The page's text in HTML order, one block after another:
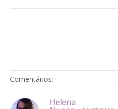
Comentários:
Helena